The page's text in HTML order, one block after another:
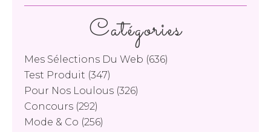
Catégories
Mes Sélections Du Web (636)
Test Produit (347)
Pour Nos Loulous (326)
Concours (292)
Mode & Co (256)